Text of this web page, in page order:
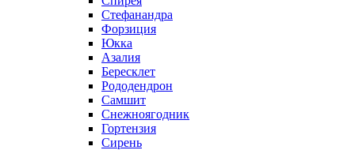
Стефанандра
Форзиция
Юкка
Азалия
Бересклет
Рододендрон
Самшит
Снежноягодник
Гортензия
Сирень